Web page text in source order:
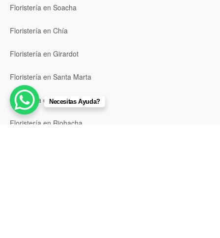
Floristería en Soacha
Floristería en Chía
Floristería en Girardot
Floristería en Santa Marta
Floristería en Valledupar
Floristería en Riohacha
Necesitas Ayuda?